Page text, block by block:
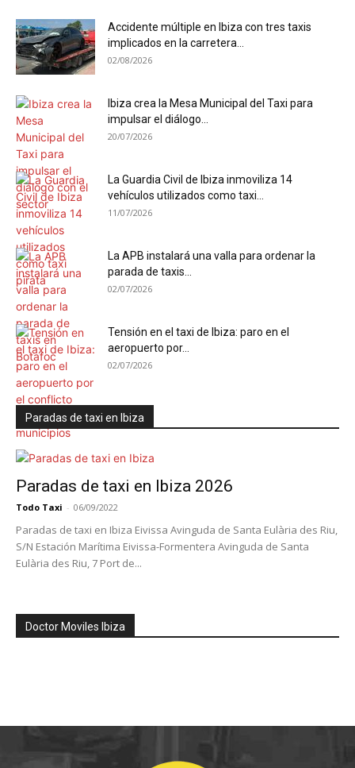
Accidente múltiple en Ibiza con tres taxis
implicados en la carretera...
02/08/2026
Ibiza crea la Mesa Municipal del Taxi para
impulsar el diálogo...
20/07/2026
La Guardia Civil de Ibiza inmoviliza 14
vehículos utilizados como taxi...
11/07/2026
La APB instalará una valla para ordenar la
parada de taxis...
02/07/2026
Tensión en el taxi de Ibiza: paro en el
aeropuerto por...
02/07/2026
Paradas de taxi en Ibiza
Paradas de taxi en Ibiza 2026
Todo Taxi - 06/09/2022
Paradas de taxi en Ibiza Eivissa Avinguda de Santa Eulària des Riu,
S/N Estación Marítima Eivissa-Formentera Avinguda de Santa
Eulària des Riu, 7 Port de...
Doctor Moviles Ibiza